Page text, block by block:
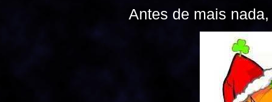
Antes de mais